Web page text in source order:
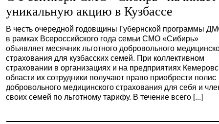
уникальную акцию в Кузбассе
В честь очередной годовщины Губернской программы
в рамках Всероссийского года семьи СМО «Сибирь»
объявляет месячник льготного добровольного
страхования для кузбасских семей. При коллективном
страховании в организациях и на предприятиях
области их сотрудники получают право приобрести полис
добровольного медицинского страхования для себя и
своих семей по льготному тарифу. В течение всего [...]